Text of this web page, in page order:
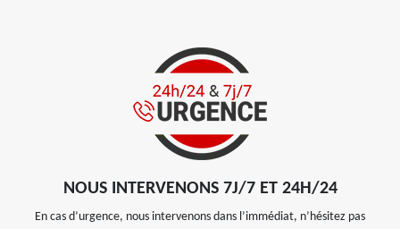
NOUS INTERVENONS 7J/7 ET 24H/24
En cas d’urgence, nous intervenons dans l’immédiat, n’hésitez pas